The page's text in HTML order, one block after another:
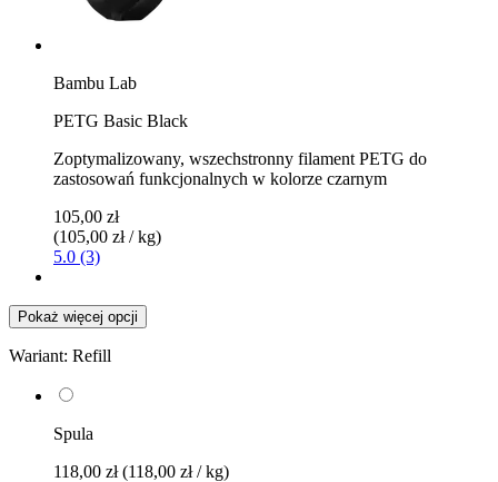
Bambu Lab
PETG Basic Black
Zoptymalizowany, wszechstronny filament PETG do
zastosowań funkcjonalnych w kolorze czarnym
105,00 zł
(105,00 zł / kg)
5.0 (3)
Pokaż więcej opcji
Wariant: Refill
Spula
118,00 zł(118,00 zł / kg)